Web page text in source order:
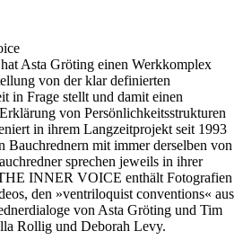
Asta Gröting einen Werkkomplex
von der klar definierten
in Frage stellt und damit einen
von Persönlichkeitsstrukturen
in ihrem Langzeitprojekt seit 1993
Bauchrednern mit immer derselben von
sprechen jeweils in ihrer
INNER VOICE enthält Fotografien
den »ventriloquist conventions« aus
von Asta Gröting und Tim
Rollig und Deborah Levy.